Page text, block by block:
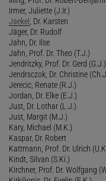
Irmer, Juliette (J.Ir.)
Jaekel , Dr. Karsten
Jäger, Dr. Rudolf
Jahn, Dr. Ilse
Jahn, Prof. Dr. Theo (T.J.)
Jendritzky, Prof. Dr. Gerd (G.J.)
Jendrsczok, Dr. Christine
Jerecic, Renate (R.J.)
Jordan, Dr. Elke (E.J.)
Just, Dr. Lothar (L.J.)
Just, Margit (M.J.)
Kary, Michael (M.K.)
Kaspar, Dr. Robert
Kattmann, Prof. Dr. Ulrich
Kindt, Silvan (S.Ki.)
Kirchner, Prof. Dr. Wolfgang